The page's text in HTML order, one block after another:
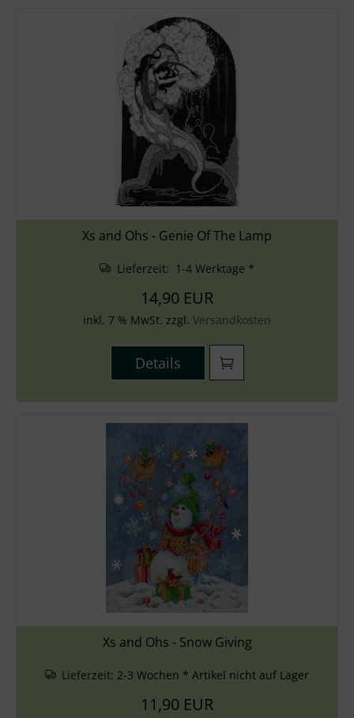
Xs and Ohs - Genie Of The Lamp
Lieferzeit: 1-4 Werktage *
14,90 EUR
inkl. 7 % MwSt. zzgl. Versandkosten
Details
Xs and Ohs - Snow Giving
Lieferzeit: 2-3 Wochen * Artikel nicht auf Lager
11,90 EUR